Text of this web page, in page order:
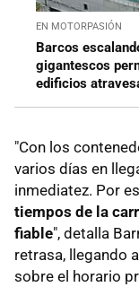
EN MOTORPASIÓN
Barcos
gigantescos
edificios
"Con los
varios días en
inmediatez. Por
tiempos de la
fiable", detalla
retrasa, llegando
sobre el horario